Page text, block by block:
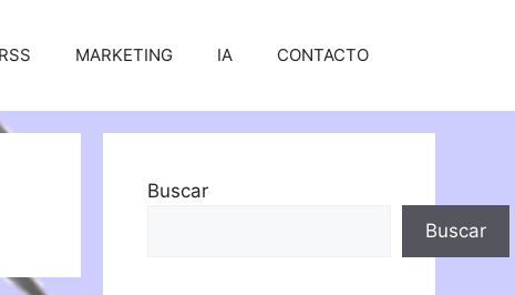
MARKETING IA CONTACTO
Buscar
Buscar